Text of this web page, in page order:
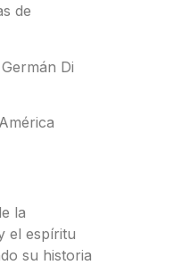
de
Di
la
el espíritu
su historia